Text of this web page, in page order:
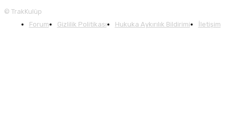
© TrakKulüp
Forum
Gizlilik Politikası Hukuka Aykırılık Bildirimi İletişim